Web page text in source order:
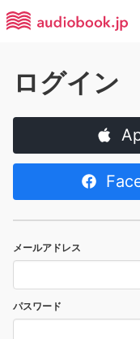
ログイン
メールアドレス
パスワード